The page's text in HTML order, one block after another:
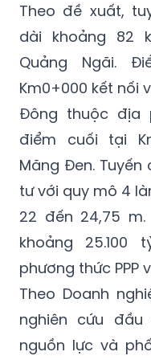
Theo đề xuất,
dài khoảng 82
Quảng Ngãi.
Km0+000 kết nối
Đông thuộc địa
điểm cuối tại
Măng Đen.
tư với quy mô 4
22 đến 24,75
khoảng 25.100
phương thức PPP
Theo Doanh
nghiên cứu
nguồn lực và